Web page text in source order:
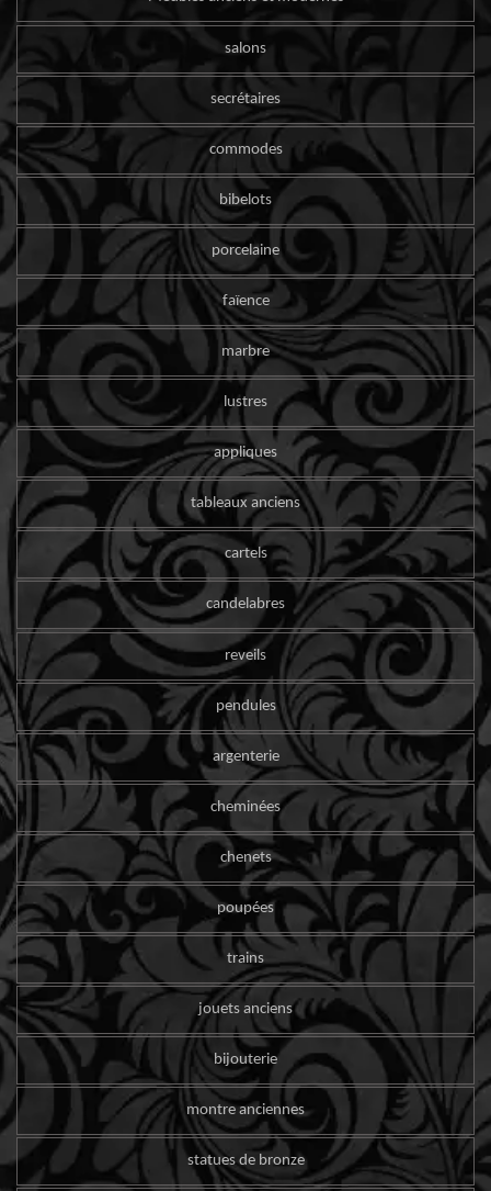
salons
secrétaires
commodes
bibelots
porcelaine
faïence
marbre
lustres
appliques
tableaux anciens
cartels
candelabres
reveils
pendules
argenterie
cheminées
chenets
poupées
trains
jouets anciens
bijouterie
montre anciennes
statues de bronze